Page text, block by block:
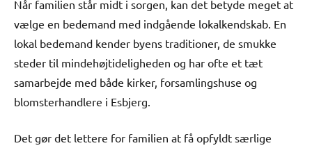
Når familien står midt i sorgen, kan det betyde meget at
vælge en bedemand med indgående lokalkendskab. En
lokal bedemand kender byens traditioner, de smukke
steder til mindehøjtideligheden og har ofte et tæt
samarbejde med både kirker, forsamlingshuse og
blomsterhandlere i Esbjerg.
Det gør det lettere for familien at få opfyldt særlige